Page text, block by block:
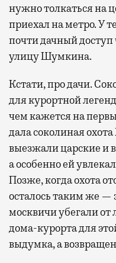
нужно толкаться на
приехал на метро. У
почти дачный
улицу Шумкина.
Кстати, про дачи.
для курортной
чем кажется на
дала соколиная
выезжали царские и
а особенно ей
Позже, когда охота
осталось таким же —
москвичи убегали от
дома-курорта для
выдумка, а